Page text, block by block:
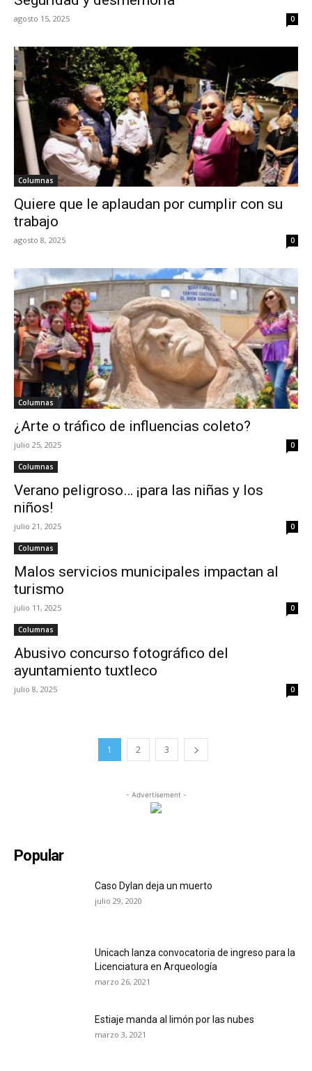
agosto 15, 2025 0
Columnas
Quiere que le aplaudan por cumplir con su
trabajo
agosto 8, 2025 0
Columnas
¿Arte o tráfico de influencias coleto?
julio 25, 2025 0
Columnas
Verano peligroso… ¡para las niñas y los
niños!
julio 21, 2025 0
Columnas
Malos servicios municipales impactan al
turismo
julio 11, 2025 0
Columnas
Abusivo concurso fotográfico del
ayuntamiento tuxtleco
julio 8, 2025 0
1 2 3
- Advertisement -
Popular
Caso Dylan deja un muerto
julio 29, 2020
Unicach lanza convocatoria de ingreso para la
Licenciatura en Arqueología
marzo 26, 2021
Estiaje manda al limón por las nubes
marzo 3, 2021